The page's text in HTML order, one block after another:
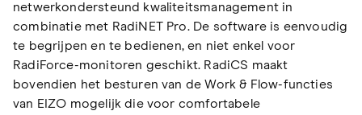
netwerkondersteund kwaliteitsmanagement in
combinatie met RadiNET Pro. De software is eenvoudig
te begrijpen en te bedienen, en niet enkel voor
RadiForce-monitoren geschikt. RadiCS maakt
bovendien het besturen van de Work & Flow-functies
van EIZO mogelijk die voor comfortabele